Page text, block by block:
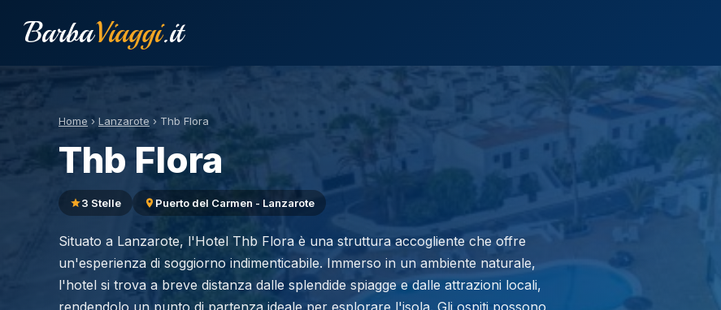
BarbaViaggi.it
Home › Lanzarote › Thb Flora
Thb Flora
3 Stelle Puerto del Carmen - Lanzarote
Situato a Lanzarote, l'Hotel Thb Flora è una struttura accogliente che offre
un'esperienza di soggiorno indimenticabile. Immerso in un ambiente naturale,
l'hotel si trova a breve distanza dalle splendide spiagge e dalle attrazioni locali,
rendendolo un punto di partenza ideale per esplorare l'isola. Gli ospiti possono